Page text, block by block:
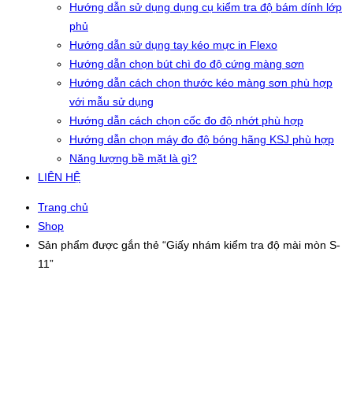
Hướng dẫn sử dụng dụng cụ kiểm tra độ bám dính lớp
phủ
Hướng dẫn sử dụng tay kéo mực in Flexo
Hướng dẫn chọn bút chì đo độ cứng màng sơn
Hướng dẫn cách chọn thước kéo màng sơn phù hợp
với mẫu sử dụng
Hướng dẫn cách chọn cốc đo độ nhớt phù hợp
Hướng dẫn chọn máy đo độ bóng hãng KSJ phù hợp
Năng lượng bề mặt là gì?
LIÊN HỆ
Trang chủ
Shop
Sản phẩm được gắn thẻ “Giấy nhám kiểm tra độ mài mòn S-
11”